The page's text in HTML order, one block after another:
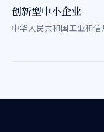
创新型中小企业
中华人民共和国工业和信